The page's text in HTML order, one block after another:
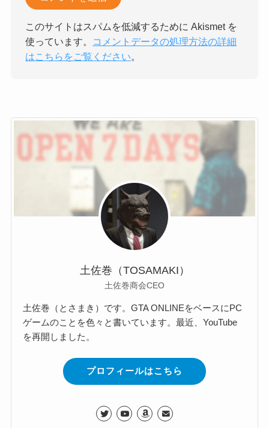
このサイトはスパムを低減するために Akismet を
使っています。
コメントデータの処理方法の詳細
はこちらをご覧ください。
土佐巻（TOSAMAKI）
土佐巻商会CEO
土佐巻（とさまき）です。GTA ONLINEをベースにPC
ゲームのことを色々と書いています。最近、YouTube
を再開しました。
プロフィールはこちら